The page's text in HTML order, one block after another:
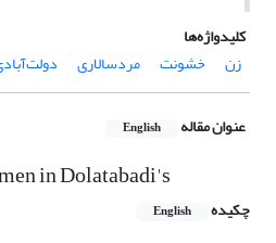
کلیدواژه‌ها
زن
خشونت مردسالاری
عنوان مقاله English
in Dolatabadi's
چکیده English